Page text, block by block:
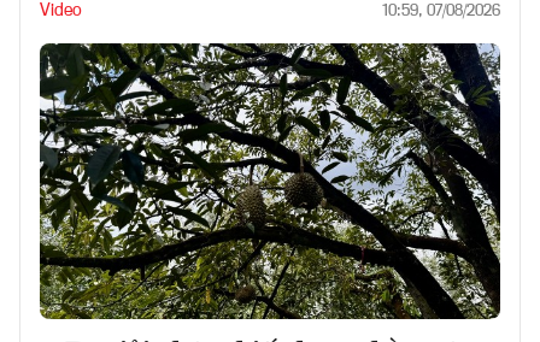
Video 10:59, 07/08/2026